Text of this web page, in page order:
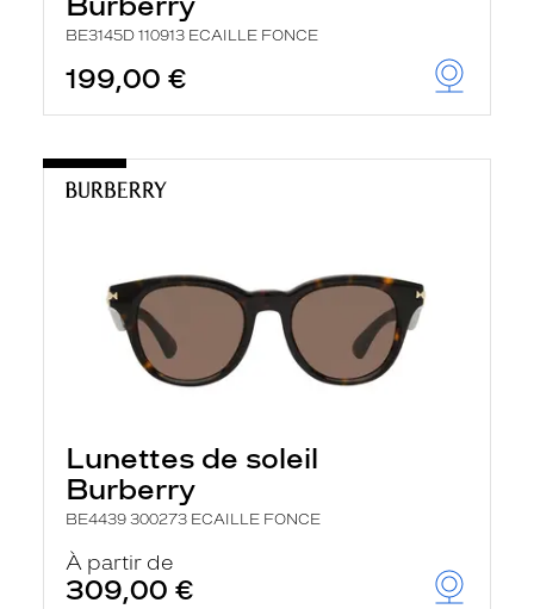
BE3145D 110913 ECAILLE FONCE
199,00 €
Lunettes de soleil
Burberry
BE4439 300273 ECAILLE FONCE
À partir de
309,00 €